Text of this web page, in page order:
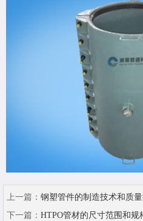
上一篇： 钢塑管件的制造技术和质
下一篇： HTPO管材的尺寸范围和规